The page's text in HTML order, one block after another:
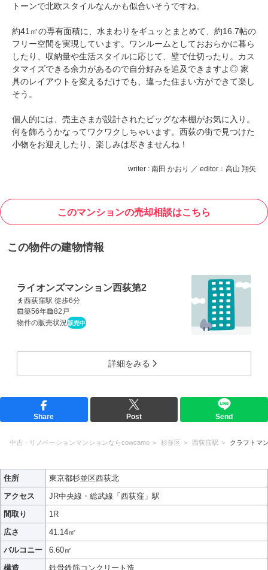
トーンで北欧スタイルなんかも似合いそうですね。
約41㎡の専有面積に、水まわりをギュッとまとめて、約16.7帖の
フリー空間を実現しています。ワンルームとしておおらかに暮ら
したり、収納量や生活スタイルに応じて、壁で仕切ったり。カス
タマイズできる余力があるので自分好みを追及できますよ◎ 家
具のレイアウトを変えるだけでも、違った住まい方ができて楽し
そう。
個人的には、売主さまが設計されたビッグな本棚がお気に入り。
何を飾ろうかなってワクワクしちゃいます。西荻の街で見つけた
小物をお迎えしたり、楽しみは尽きませんね！
writer : 南田 かおり ／ editor：高山 翔矢
このマンションの売却相談はこちら
この物件の建物情報
ライオンズマンション西荻第2
西荻窪駅 徒歩6分
築56年
82戸
物件の販売状況販売中
詳細をみる
Share Post Send
中古・リノベーションマンションならcowcamo 杉並区 西荻窪駅 クラフトマ
住所
東京都杉並区西荻北
アクセス
JR中央線・総武線「西荻窪」駅
間取り
1R
広さ
41.14㎡
バルコニー
6.60㎡
構造
鉄骨鉄筋コンクリート造